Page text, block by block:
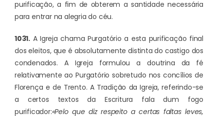
purificação, a fim de obterem a santidade necessária
para entrar na alegria do céu.
1031. A Igreja chama Purgatório a esta purificação final
dos eleitos, que é absolutamente distinta do castigo dos
condenados. A Igreja formulou a doutrina da fé
relativamente ao Purgatório sobretudo nos concílios de
Florença e de Trento. A Tradição da Igreja, referindo-se
a certos textos da Escritura fala dum fogo
purificador:«Pelo que diz respeito a certas faltas leves,